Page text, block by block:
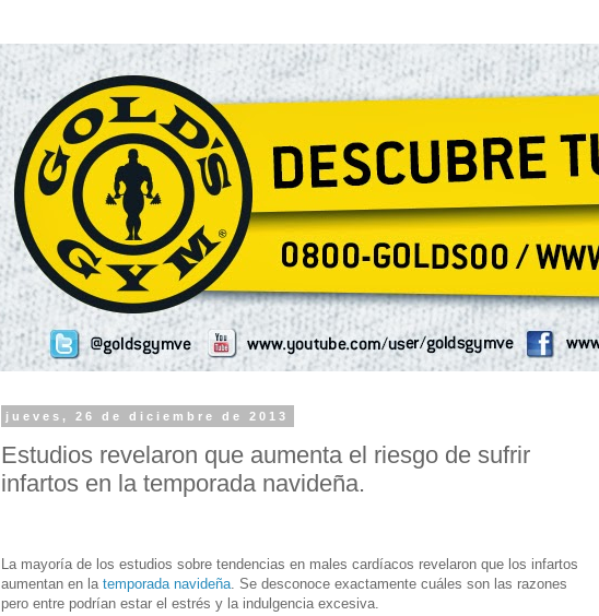
jueves, 26 de diciembre de 2013
Estudios revelaron que aumenta el riesgo de sufrir
infartos en la temporada navideña.
La mayoría de los estudios sobre tendencias en males cardíacos revelaron que los infartos
aumentan en la temporada navideña . Se desconoce exactamente cuáles son las razones
pero entre podrían estar el estrés y la indulgencia excesiva.